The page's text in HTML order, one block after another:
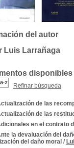
del autor
Luis Larrañaga
Refinar búsqueda
de las
de las
en el contrato
la devaluación del
del daño moral /